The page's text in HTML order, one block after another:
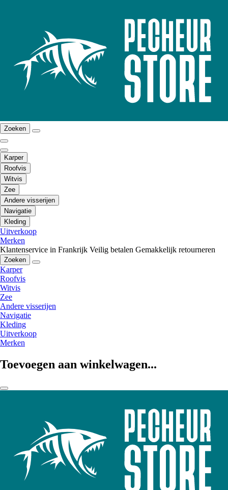
Zoeken
Karper
Roofvis
Witvis
Zee
Andere visserijen
Navigatie
Kleding
Uitverkoop
Merken
Klantenservice in Frankrijk Veilig betalen Gemakkelijk retourneren
Zoeken
Karper
Roofvis
Witvis
Zee
Andere visserijen
Navigatie
Kleding
Uitverkoop
Merken
Toevoegen aan winkelwagen...